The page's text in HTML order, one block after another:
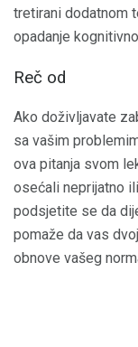
tretirani dodatnom
opadanje
Reč od
Ako doživljavate
sa vašim
ova pitanja svom
osećali neprijatno
podsjetite se da
pomaže da vas
obnove vašeg